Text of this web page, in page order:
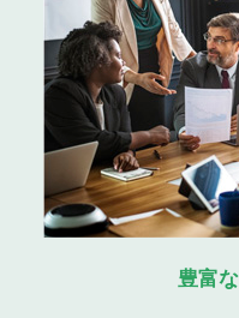
豊富